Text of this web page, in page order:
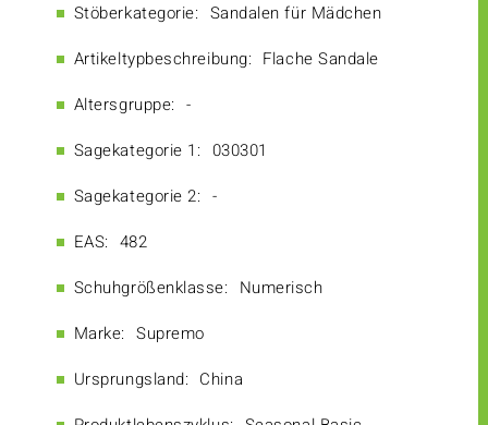
Stöberkategorie: Sandalen für Mädchen
Artikeltypbeschreibung: Flache Sandale
Altersgruppe: -
Sagekategorie 1: 030301
Sagekategorie 2: -
EAS: 482
Schuhgrößenklasse: Numerisch
Marke: Supremo
Ursprungsland: China